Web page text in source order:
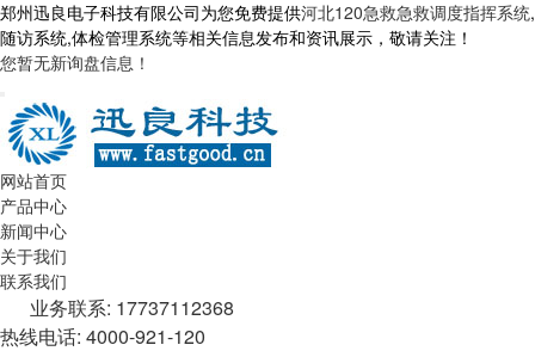
郑州迅良电子科技有限公司为您免费提供河北120急救急救调度指挥系统,
随访系统,体检管理系统等相关信息发布和资讯展示，敬请关注！
您暂无新询盘信息！
网站首页
产品中心
新闻中心
关于我们
联系我们
业务联系: 17737112368
热线电话: 4000-921-120